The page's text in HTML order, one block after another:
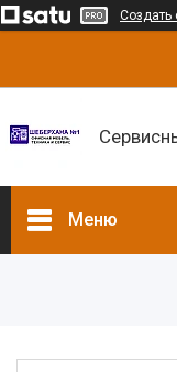
Создать
Меню